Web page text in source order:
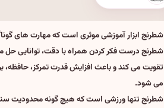
شطرنج ابزار آموزشی موثری است که مهارت های
شطرنج درست فکر کردن همراه با دقت، توانایی حل
تقویت می کند و باعث افزایش قدرت تمرکز، حافظه،
می شود.
شطرنج تنها ورزشی است که هیچ گونه محدودیت